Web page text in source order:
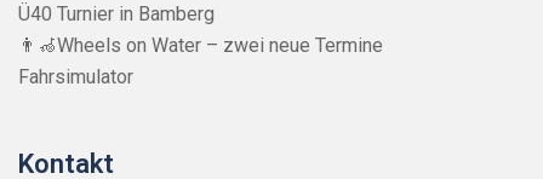
Ü40 Turnier in Bamberg
👨‍🦽Wheels on Water – zwei neue Termine
Fahrsimulator
Kontakt